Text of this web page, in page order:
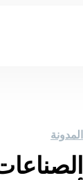
المدونة